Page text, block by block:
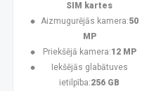
SIM kartes
Aizmugurējās kamera:50
MP
Priekšējā kamera:12 MP
Iekšējās glabātuves
ietilpība:256 GB